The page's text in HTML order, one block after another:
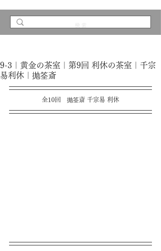
9-3｜黄金の茶室｜第9回 利休の茶室｜千宗
易利休｜抛筌斎
全10回　抛筌斎 千宗易 利休